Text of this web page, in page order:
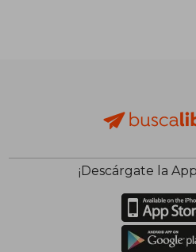
¡Descárgate la